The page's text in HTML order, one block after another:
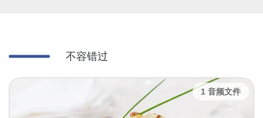
不容错过
10 音频文件